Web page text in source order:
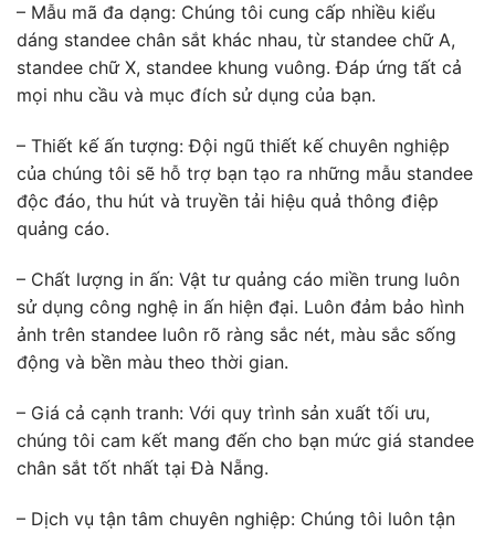
– Mẫu mã đa dạng: Chúng tôi cung cấp nhiều kiểu
dáng standee chân sắt khác nhau, từ standee chữ A,
standee chữ X, standee khung vuông. Đáp ứng tất cả
mọi nhu cầu và mục đích sử dụng của bạn.
– Thiết kế ấn tượng: Đội ngũ thiết kế chuyên nghiệp
của chúng tôi sẽ hỗ trợ bạn tạo ra những mẫu standee
độc đáo, thu hút và truyền tải hiệu quả thông điệp
quảng cáo.
– Chất lượng in ấn: Vật tư quảng cáo miền trung luôn
sử dụng công nghệ in ấn hiện đại. Luôn đảm bảo hình
ảnh trên standee luôn rõ ràng sắc nét, màu sắc sống
động và bền màu theo thời gian.
– Giá cả cạnh tranh: Với quy trình sản xuất tối ưu,
chúng tôi cam kết mang đến cho bạn mức giá standee
chân sắt tốt nhất tại Đà Nẵng.
– Dịch vụ tận tâm chuyên nghiệp: Chúng tôi luôn tận